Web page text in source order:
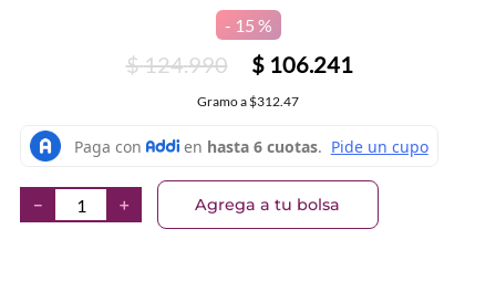
15 %
$124.990 $ 106.241
Gramoa $312.47
＋
－ Agrega a tu bolsa